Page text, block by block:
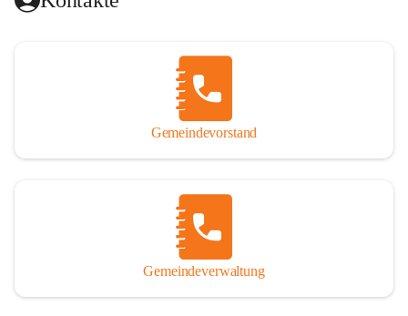
Gemeindevorstand
Gemeindeverwaltung